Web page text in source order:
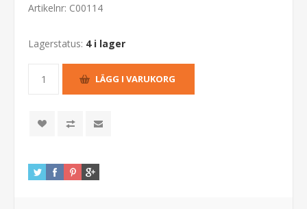
Artikelnr: C00114
Lagerstatus: 4 i lager